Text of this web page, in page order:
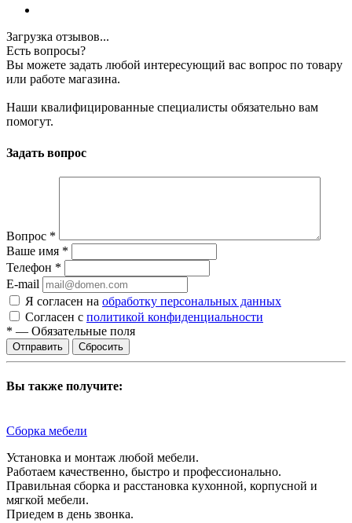
Загрузка отзывов...
Есть вопросы?
Вы можете задать любой интересующий вас вопрос по товару
или работе магазина.
Наши квалифицированные специалисты обязательно вам
помогут.
Задать вопрос
Вопрос *
Ваше имя *
Телефон *
E-mail
Я согласен на обработку персональных данных
Согласен с политикой конфиденциальности
* — Обязательные поля
Сбросить
Вы также получите:
Сборка мебели
Установка и монтаж любой мебели.
Работаем качественно, быстро и профессионально.
Правильная сборка и расстановка кухонной, корпусной и
мягкой мебели.
Приедем в день звонка.